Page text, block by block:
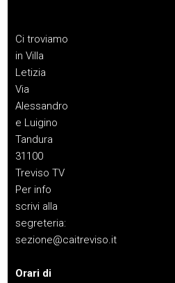
Ci troviamo
in Villa
Letizia
Via
Alessandro
e Luigino
Tandura
31100
Treviso TV
Per info
scrivi alla
segreteria:
sezione@caitreviso.it
Orari di